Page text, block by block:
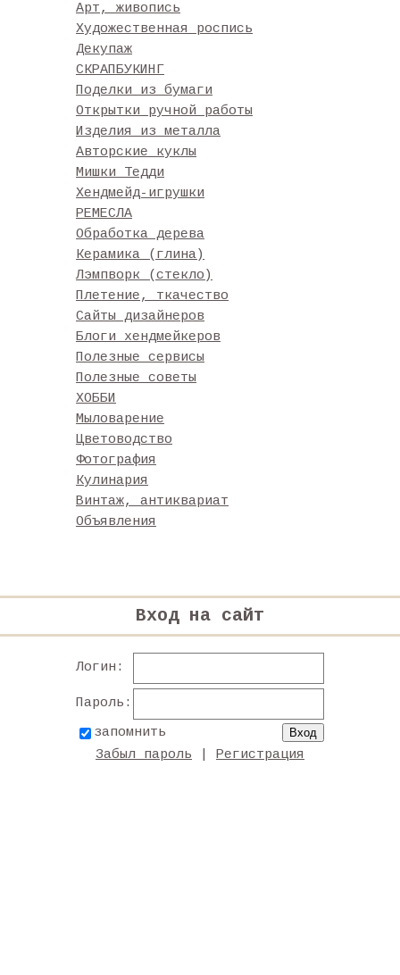
Арт, живопись
Художественная роспись
Декупаж
СКРАПБУКИНГ
Поделки из бумаги
Открытки ручной работы
Изделия из металла
Авторские куклы
Мишки Тедди
Хендмейд-игрушки
РЕМЕСЛА
Обработка дерева
Керамика (глина)
Лэмпворк (стекло)
Плетение, ткачество
Сайты дизайнеров
Блоги хендмейкеров
Полезные сервисы
Полезные советы
ХОББИ
Мыловарение
Цветоводство
Фотография
Кулинария
Винтаж, антиквариат
Объявления
Вход на сайт
Логин:
Пароль:
запомнить
Забыл пароль
Регистрация